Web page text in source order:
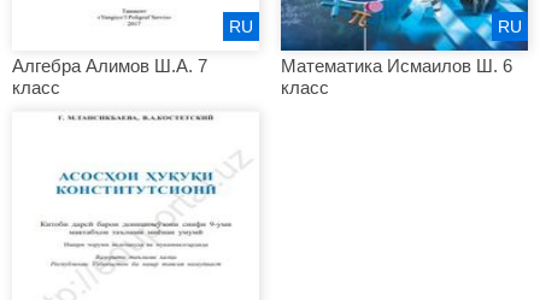
Алгебра Алимов Ш.А. 7
класс
RU
Математика Исмаилов Ш. 6
класс
RU